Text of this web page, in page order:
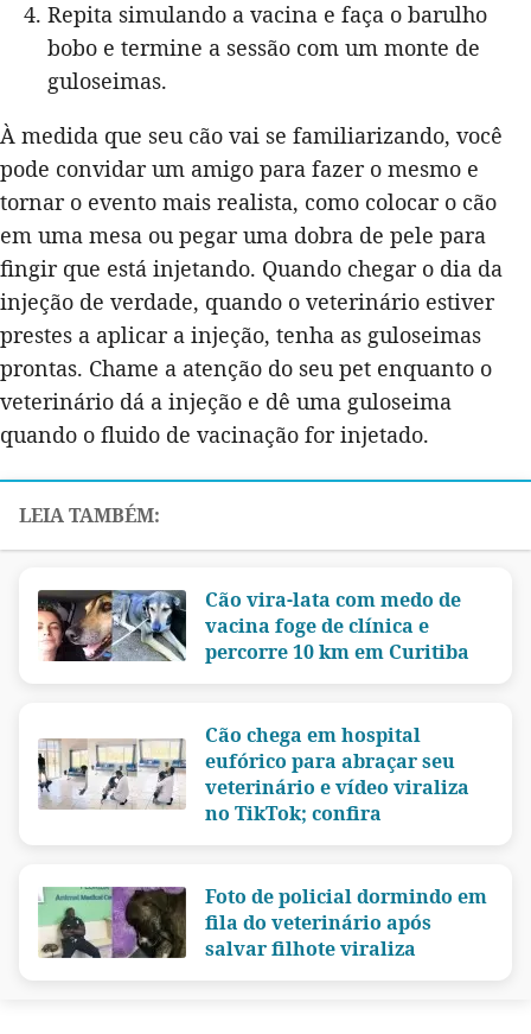
Repita simulando a vacina e faça o barulho
bobo e termine a sessão com um monte de
guloseimas.
À medida que seu cão vai se familiarizando, você
pode convidar um amigo para fazer o mesmo e
tornar o evento mais realista, como colocar o cão
em uma mesa ou pegar uma dobra de pele para
fingir que está injetando. Quando chegar o dia da
injeção de verdade, quando o veterinário estiver
prestes a aplicar a injeção, tenha as guloseimas
prontas. Chame a atenção do seu pet enquanto o
veterinário dá a injeção e dê uma guloseima
quando o fluido de vacinação for injetado.
Cão vira-lata com medo de
vacina foge de clínica e
percorre 10 km em Curitiba
Cão chega em hospital
eufórico para abraçar seu
veterinário e vídeo viraliza
no TikTok; confira
Foto de policial dormindo em
fila do veterinário após
salvar filhote viraliza